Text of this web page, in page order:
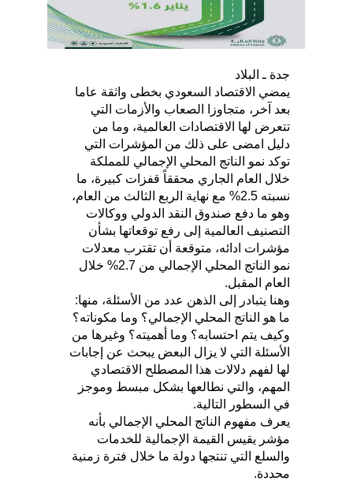
جدة ـ البلاد
يمضي الاقتصاد السعودي بخطى واثقة عاما
بعد آخر، متجاوزا الصعاب والأزمات التي
تتعرض لها الاقتصادات العالمية، وما من
دليل امضى على ذلك من المؤشرات التي
توكد نمو الناتج المحلي الإجمالي للمملكة
خلال العام الجاري محققاً قفزات كبيرة، ما
نسبته 2.5% مع نهاية الربع الثالث من العام،
وهو ما دفع صندوق النقد الدولي ووكالات
التصنيف العالمية إلى رفع توقعاتها بشأن
مؤشرات ادائه، متوقعة أن تقترب معدلات
نمو الناتج المحلي الإجمالي من 2.7% خلال
العام المقبل.
وهنا يتبادر إلى الذهن عدد من الأسئلة، منها:
ما هو الناتج المحلي الإجمالي؟ وما مكوناته؟
وكيف يتم احتسابه؟ وما أهميته؟ وغيرها من
الأسئلة التي لا يزال البعض يبحث عن إجابات
لها لفهم دلالات هذا المصطلح الاقتصادي
المهم، والتي نطالعها بشكل مبسط وموجز
في السطور التالية.
يعرف مفهوم الناتج المحلي الإجمالي بأنه
مؤشر يقيس القيمة الإجمالية للخدمات
والسلع التي تنتجها دولة ما خلال فترة زمنية
محددة.